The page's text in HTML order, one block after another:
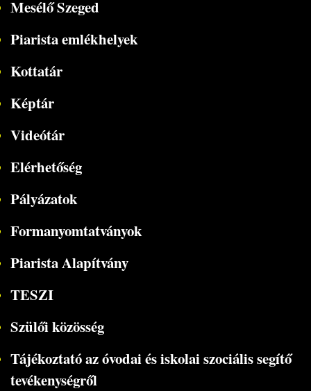
Mesélő Szeged
Piarista emlékhelyek
Kottatár
Képtár
Videótár
Elérhetőség
Pályázatok
Formanyomtatványok
Piarista Alapítvány
TESZI
Szülői közösség
Tájékoztató az óvodai és iskolai szociális segítő
tevékenységről